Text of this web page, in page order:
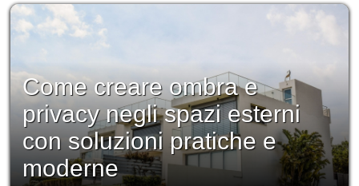
Come creare ombra e
privacy negli spazi esterni
con soluzioni pratiche e
moderne